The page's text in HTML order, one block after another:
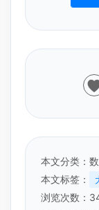
本文分类：
本文标签：
浏览次数：